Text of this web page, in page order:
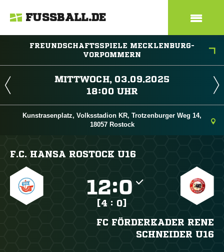
FUSSBALL.DE
FREUNDSCHAFTSSPIELE MECKLENBURG-
VORPOMMERN
 
 
Kunstrasenplatz, Volksstadion KR, Trotzenburger Weg 14,
18057 Rostock
F.C. HANSA ROSTOCK U16
:
[4 : 0]
FC FÖRDERKADER RENE
SCHNEIDER U16